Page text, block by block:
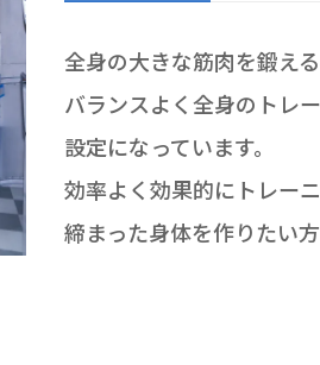
全身の大きな筋肉を鍛え
バランスよく全身のトレ
設定になっています。
効率よく効果的にトレー
締まった身体を作りたい